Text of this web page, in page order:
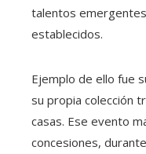
talentos
establecidos.
Ejemplo de ello fue
su propia colección
casas. Ese evento
concesiones,